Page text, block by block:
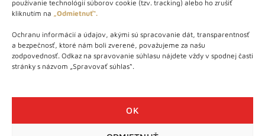
používanie technológií súborov cookie (tzv. tracking) alebo ho zrušiť
kliknutím na „Odmietnuť“.
Ochranu informácií a údajov, akými sú spracovanie dát, transparentnosť
a bezpečnosť, ktoré nám boli zverené, považujeme za našu
zodpovednosť. Odkaz na spravovanie súhlasu nájdete vždy v spodnej časti
stránky s názvom „Spravovať súhlas“.
OK
webovej stránke predávame viac ako 1000+ značkových
produktov.
Info tel.: +421 917 779 888
Vínotéka: +421 917 888 879
Vínotéka: Bratislavská 49/B, Bratislava 841 06